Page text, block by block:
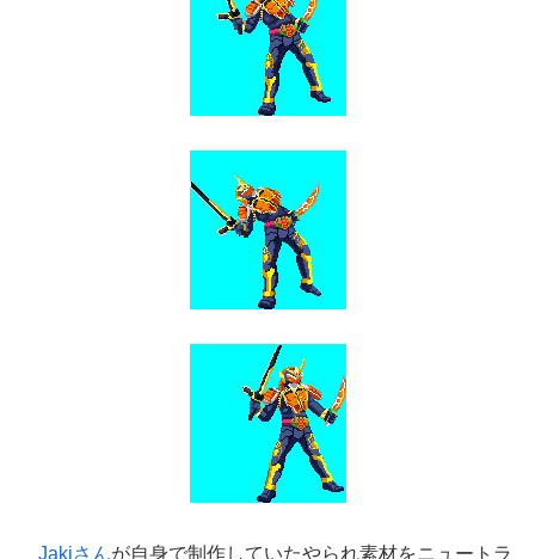
Jakiさんが自身で制作していたやられ素材をニュートラ